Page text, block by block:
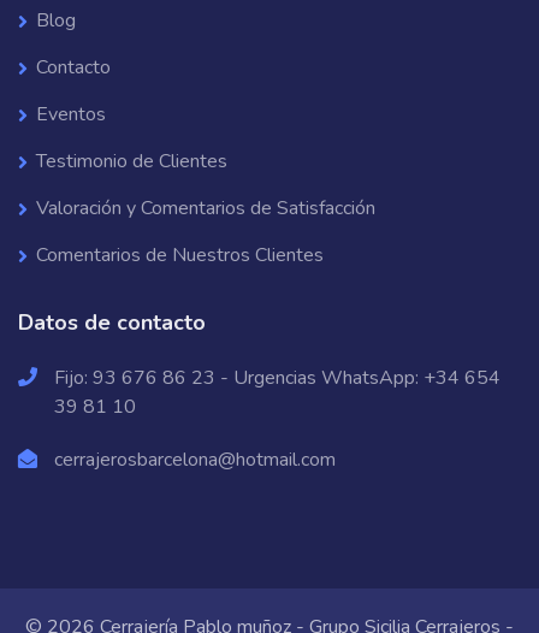
Blog
Contacto
Eventos
Testimonio de Clientes
Valoración y Comentarios de Satisfacción
Comentarios de Nuestros Clientes
Datos de contacto
Fijo: 93 676 86 23 - Urgencias WhatsApp: +34 654
39 81 10
cerrajerosbarcelona@hotmail.com
© 2026 Cerrajería Pablo muñoz - Grupo Sicilia Cerrajeros -